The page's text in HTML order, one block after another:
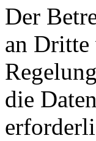
Der
an Dritte
die